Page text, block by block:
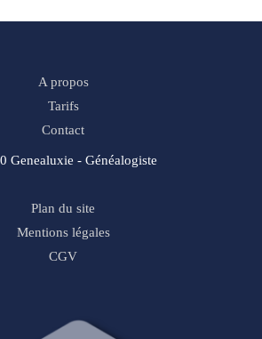
A propos
Tarifs
Contact
Genealuxie - Généalogiste
Plan du site
Mentions légales
CGV